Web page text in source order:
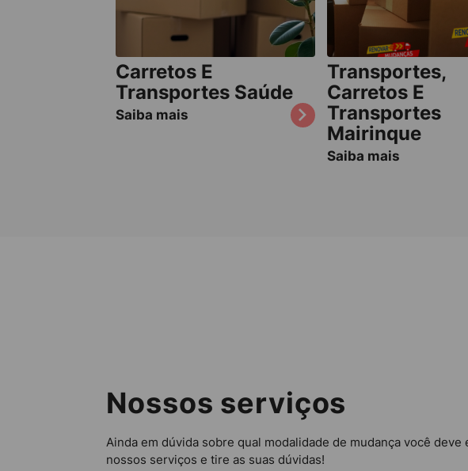
Carretos E
Transportes Saúde
Saiba mais
Transportes,
Carretos E
Transportes
Mairinque
Saiba mais
Nossos serviços
Ainda em dúvida sobre qual modalidade de mudança você
nossos serviços e tire as suas dúvidas!